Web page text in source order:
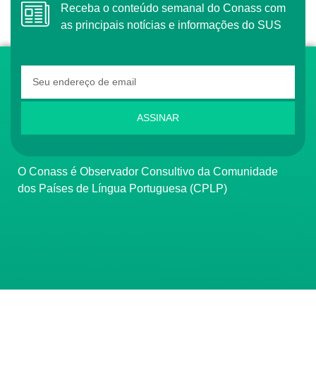
Receba o conteúdo semanal do Conass com
as principais notícias e informações do SUS
ASSINAR
O Conass é Observador Consultivo da Comunidade
dos Países de Língua Portuguesa (CPLP)